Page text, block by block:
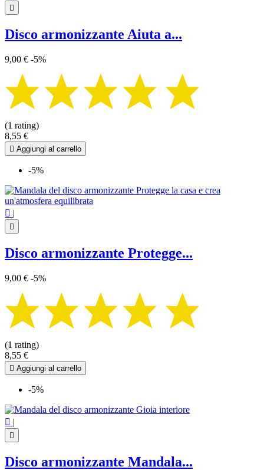

Disco armonizzante Aiuta a...
9,00 € -5%
(1 rating)
8,55 €
 Aggiungi al carrello
-5%
 |

Disco armonizzante Protegge...
9,00 € -5%
(1 rating)
8,55 €
 Aggiungi al carrello
-5%
 |

Disco armonizzante Mandala...